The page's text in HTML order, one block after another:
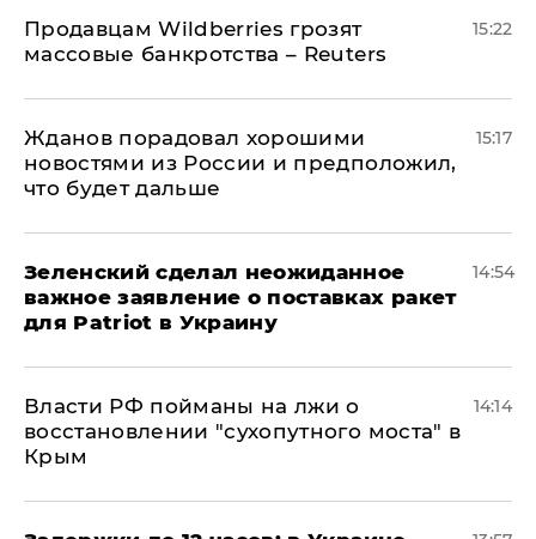
Продавцам Wildberries грозят
массовые банкротства – Reuters
15:22
Жданов порадовал хорошими
новостями из России и предположил,
что будет дальше
15:17
Зеленский сделал неожиданное
важное заявление о поставках ракет
для Patriot в Украину
14:54
Власти РФ пойманы на лжи о
восстановлении "сухопутного моста" в
Крым
14:14